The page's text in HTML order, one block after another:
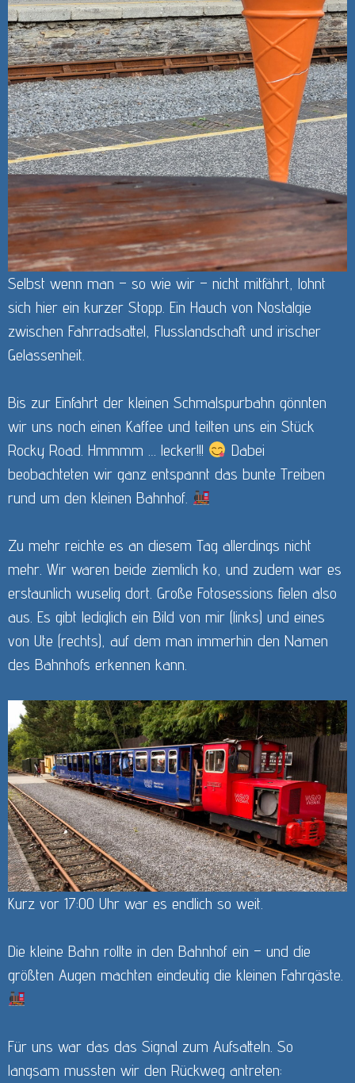
Selbst wenn man – so wie wir – nicht mitfährt, lohnt
sich hier ein kurzer Stopp. Ein Hauch von Nostalgie
zwischen Fahrradsattel, Flusslandschaft und irischer
Gelassenheit.
Bis zur Einfahrt der kleinen Schmalspurbahn gönnten
wir uns noch einen Kaffee und teilten uns ein Stück
Rocky Road. Hmmmm … lecker!!!
Dabei
beobachteten wir ganz entspannt das bunte Treiben
rund um den kleinen Bahnhof.
Zu mehr reichte es an diesem Tag allerdings nicht
mehr. Wir waren beide ziemlich ko, und zudem war es
erstaunlich wuselig dort. Große Fotosessions fielen also
aus. Es gibt lediglich ein Bild von mir (links) und eines
von Ute (rechts), auf dem man immerhin den Namen
des Bahnhofs erkennen kann.
Kurz vor 17:00 Uhr war es endlich so weit.
Die kleine Bahn rollte in den Bahnhof ein – und die
größten Augen machten eindeutig die kleinen Fahrgäste.
Für uns war das das Signal zum Aufsatteln. So
langsam mussten wir den Rückweg antreten: